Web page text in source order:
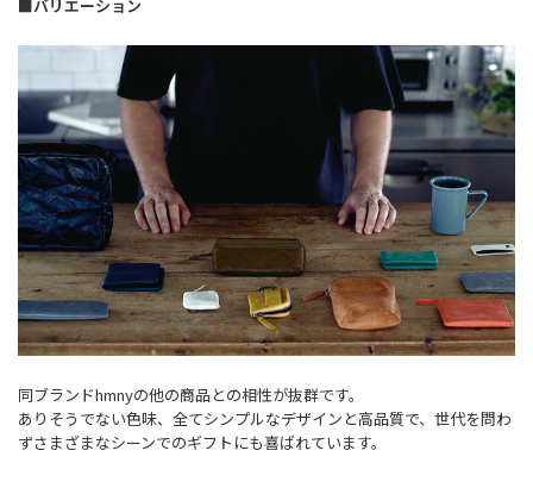
■バリエーション
同ブランドhmnyの他の商品との相性が抜群です。
ありそうでない色味、全てシンプルなデザインと高品質で、世代を問わ
ずさまざまなシーンでのギフトにも喜ばれています。